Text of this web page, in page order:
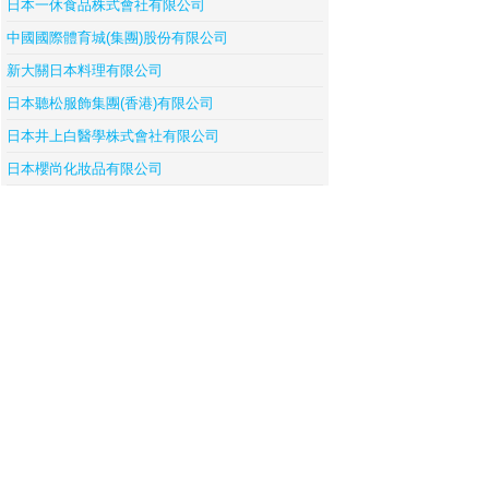
日本一休食品株式會社有限公司
中國國際體育城(集團)股份有限公司
新大關日本料理有限公司
日本聽松服飾集團(香港)有限公司
日本井上白醫學株式會社有限公司
日本櫻尚化妝品有限公司